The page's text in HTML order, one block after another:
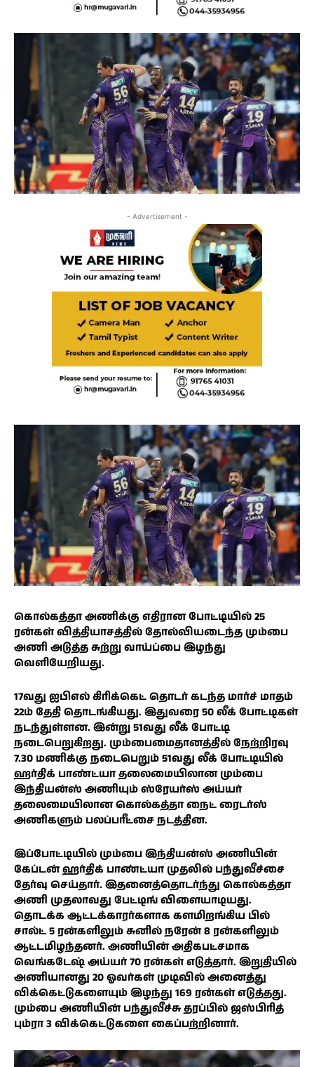
- Advertisement -
கொல்கத்தா அணிக்கு எதிரான போட்டியில் 25
ரன்கள் வித்தியாசத்தில் தோல்வியடைந்த மும்பை
அணி அடுத்த சுற்று வாய்ப்பை இழந்து
வெளியேறியது.
17வது ஐபிஎல் கிரிக்கெட் தொடர் கடந்த மார்ச் மாதம்
22ம் தேதி தொடங்கியது. இதுவரை 50 லீக் போட்டிகள்
நடந்துள்ளன. இன்று 51வது லீக் போட்டி
நடைபெறுகிறது. மும்பைமைதானத்தில் நேற்றிரவு
7.30 மணிக்கு நடைபெறும் 51வது லீக் போட்டியில்
ஹர்திக் பாண்ட்யா தலைமையிலான மும்பை
இந்தியன்ஸ் அணியும் ஸ்ரேயர்ஸ் அய்யர்
தலைமையிலான கொல்கத்தா நைட் ரைடர்ஸ்
அணிகளும் பலப்பரீட்சை நடத்தின.
இப்போட்டியில் மும்பை இந்தியன்ஸ் அணியின்
கேப்டன் ஹர்திக் பாண்ட்யா முதலில் பந்துவீச்சை
தேர்வு செய்தார். இதனைத்தொடர்ந்து கொல்கத்தா
அணி முதலாவது பேட்டிங் விளையாடியது.
தொடக்க ஆட்டக்காரர்களாக களமிறங்கிய பில்
சால்ட் 5 ரன்களிலும் சுனில் நரேன் 8 ரன்களிலும்
ஆட்டமிழந்தனர். அணியின் அதிகபட்சமாக
வெங்கடேஷ் அய்யர் 70 ரன்கள் எடுத்தார். இறுதியில்
அணியானது 20 ஓவர்கள் முடிவில் அனைத்து
விக்கெட்டுகளையும் இழந்து 169 ரன்கள் எடுத்தது.
மும்பை அணியின் பந்துவீச்சு தரப்பில் ஜஸ்பிரித்
பும்ரா 3 விக்கெட்டுகளை கைப்பற்றினார்.